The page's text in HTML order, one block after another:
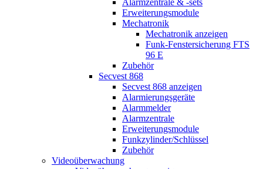
Alarmzentrale & -sets
Erweiterungsmodule
Mechatronik
Mechatronik anzeigen
Funk-Fenstersicherung FTS
96 E
Zubehör
Secvest 868
Secvest 868 anzeigen
Alarmierungsgeräte
Alarmmelder
Alarmzentrale
Erweiterungsmodule
Funkzylinder/Schlüssel
Zubehör
Videoüberwachung